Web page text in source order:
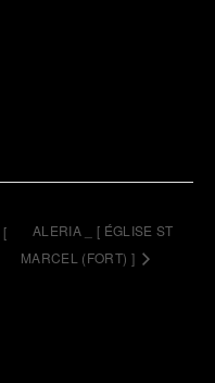
[
ALERIA _ [ ÉGLISE ST
MARCEL (FORT) ]